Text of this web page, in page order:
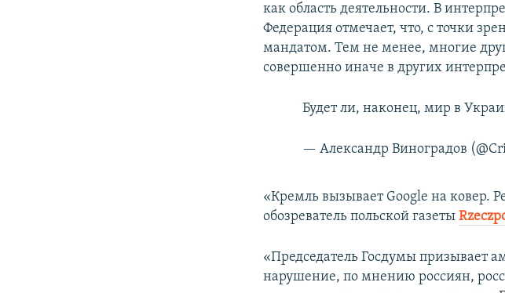
как область деятельности. В
Федерация отмечает, что, с точки
мандатом. Тем не менее, многие
совершенно иначе в других
Будет ли, наконец, мир в
— Александр Виноградов
«Кремль вызывает Google на ковер.
обозреватель польской газеты
«Председатель Госдумы призывает
нарушение, по мнению россиян,